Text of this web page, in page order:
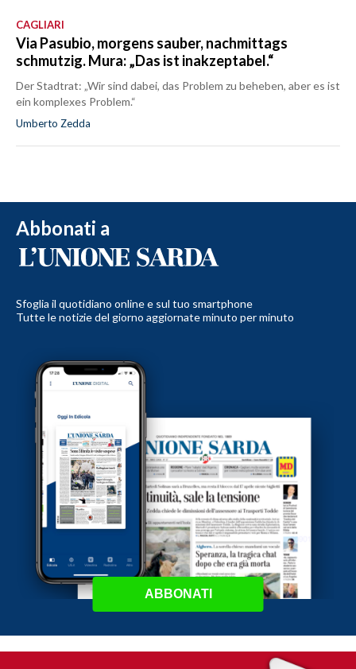
CAGLIARI
Via Pasubio, morgens sauber, nachmittags
schmutzig. Mura: „Das ist inakzeptabel.“
Der Stadtrat: „Wir sind dabei, das Problem zu beheben, aber es ist
ein komplexes Problem.“
Umberto Zedda
Abbonati a
Sfoglia il quotidiano online e sul tuo smartphone
Tutte le notizie del giorno aggiornate minuto per minuto
ABBONATI